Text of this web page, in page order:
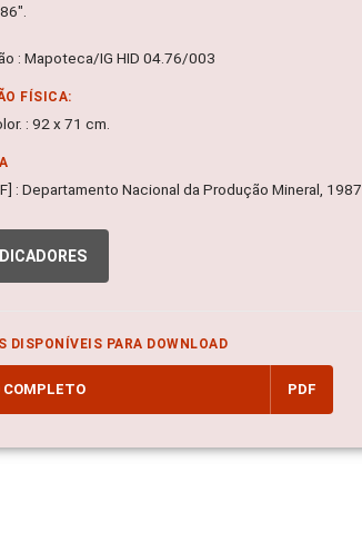
: Mapoteca/IG HID 04.76/003
FÍSICA:
: 92 x 71 cm.
: Departamento Nacional da Produção Mineral, 1987.
DISPONÍVEIS PARA DOWNLOAD
COMPLETO PDF